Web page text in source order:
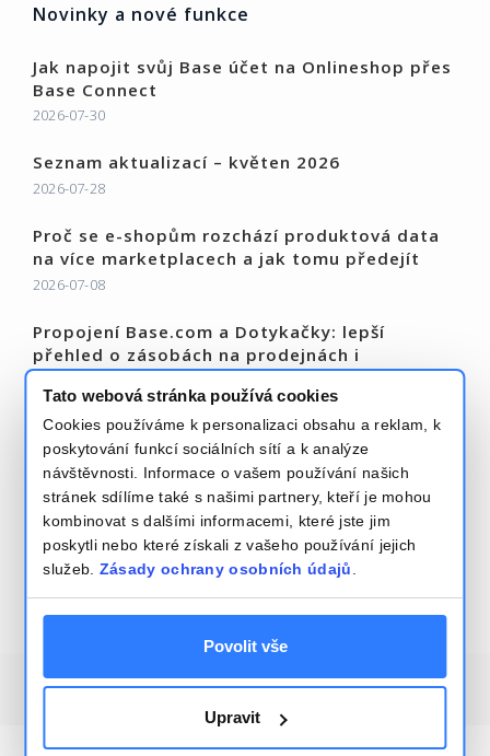
Tato webová stránka používá cookies
Cookies používáme k personalizaci obsahu a reklam, k
poskytování funkcí sociálních sítí a k analýze
návštěvnosti. Informace o vašem používání našich
stránek sdílíme také s našimi partnery, kteří je mohou
kombinovat s dalšími informacemi, které jste jim
poskytli nebo které získali z vašeho používání jejich
služeb. Zásady ochrany osobních údajů
Povolit vše
Upravit
Novinky a nové funkce
Jak napojit svůj Base účet na Onlineshop přes
Base Connect
2026-07-30
Seznam aktualizací – květen 2026
2026-07-28
Proč se e-shopům rozchází produktová data
na více marketplacech a jak tomu předejít
2026-07-08
Propojení Base.com a Dotykačky: lepší
přehled o zásobách na prodejnách i
bezpečnější vyzvednutí objednávek
2026-06-19
Přečtěte si více – Base Blog
Pravidla
Bezpečnost a zásady ochrany osobních údajů
2026Base.com, Integrace systémů elektronického